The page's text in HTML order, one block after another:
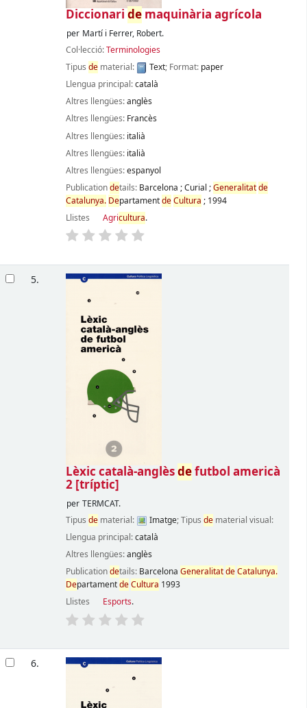
Diccionari demaquinària agrícola
per Martí i Ferrer, Robert.
Col·lecció:Terminologies
Tipus dematerial: Text; Format: paper
Llengua principal:català
Altres llengües:anglès
Altres llengües: Francès
Altres llengües: italià
Altres llengües: italià
Altres llengües:espanyol
Publicationdetails: Barcelona ;Curial ;Generalitatde
Catalunya. DepartamentdeCultura ; 1994
Llistes
Agricultura.
5.
Lèxic català-anglèsdefutbol americà
2 [tríptic]
per TERMCAT.
Tipus dematerial: Imatge; Tipus dematerial visual:
Llengua principal:català
Altres llengües:anglès
Publicationdetails: Barcelona GeneralitatdeCatalunya.
DepartamentdeCultura 1993
Llistes
Esports.
6.